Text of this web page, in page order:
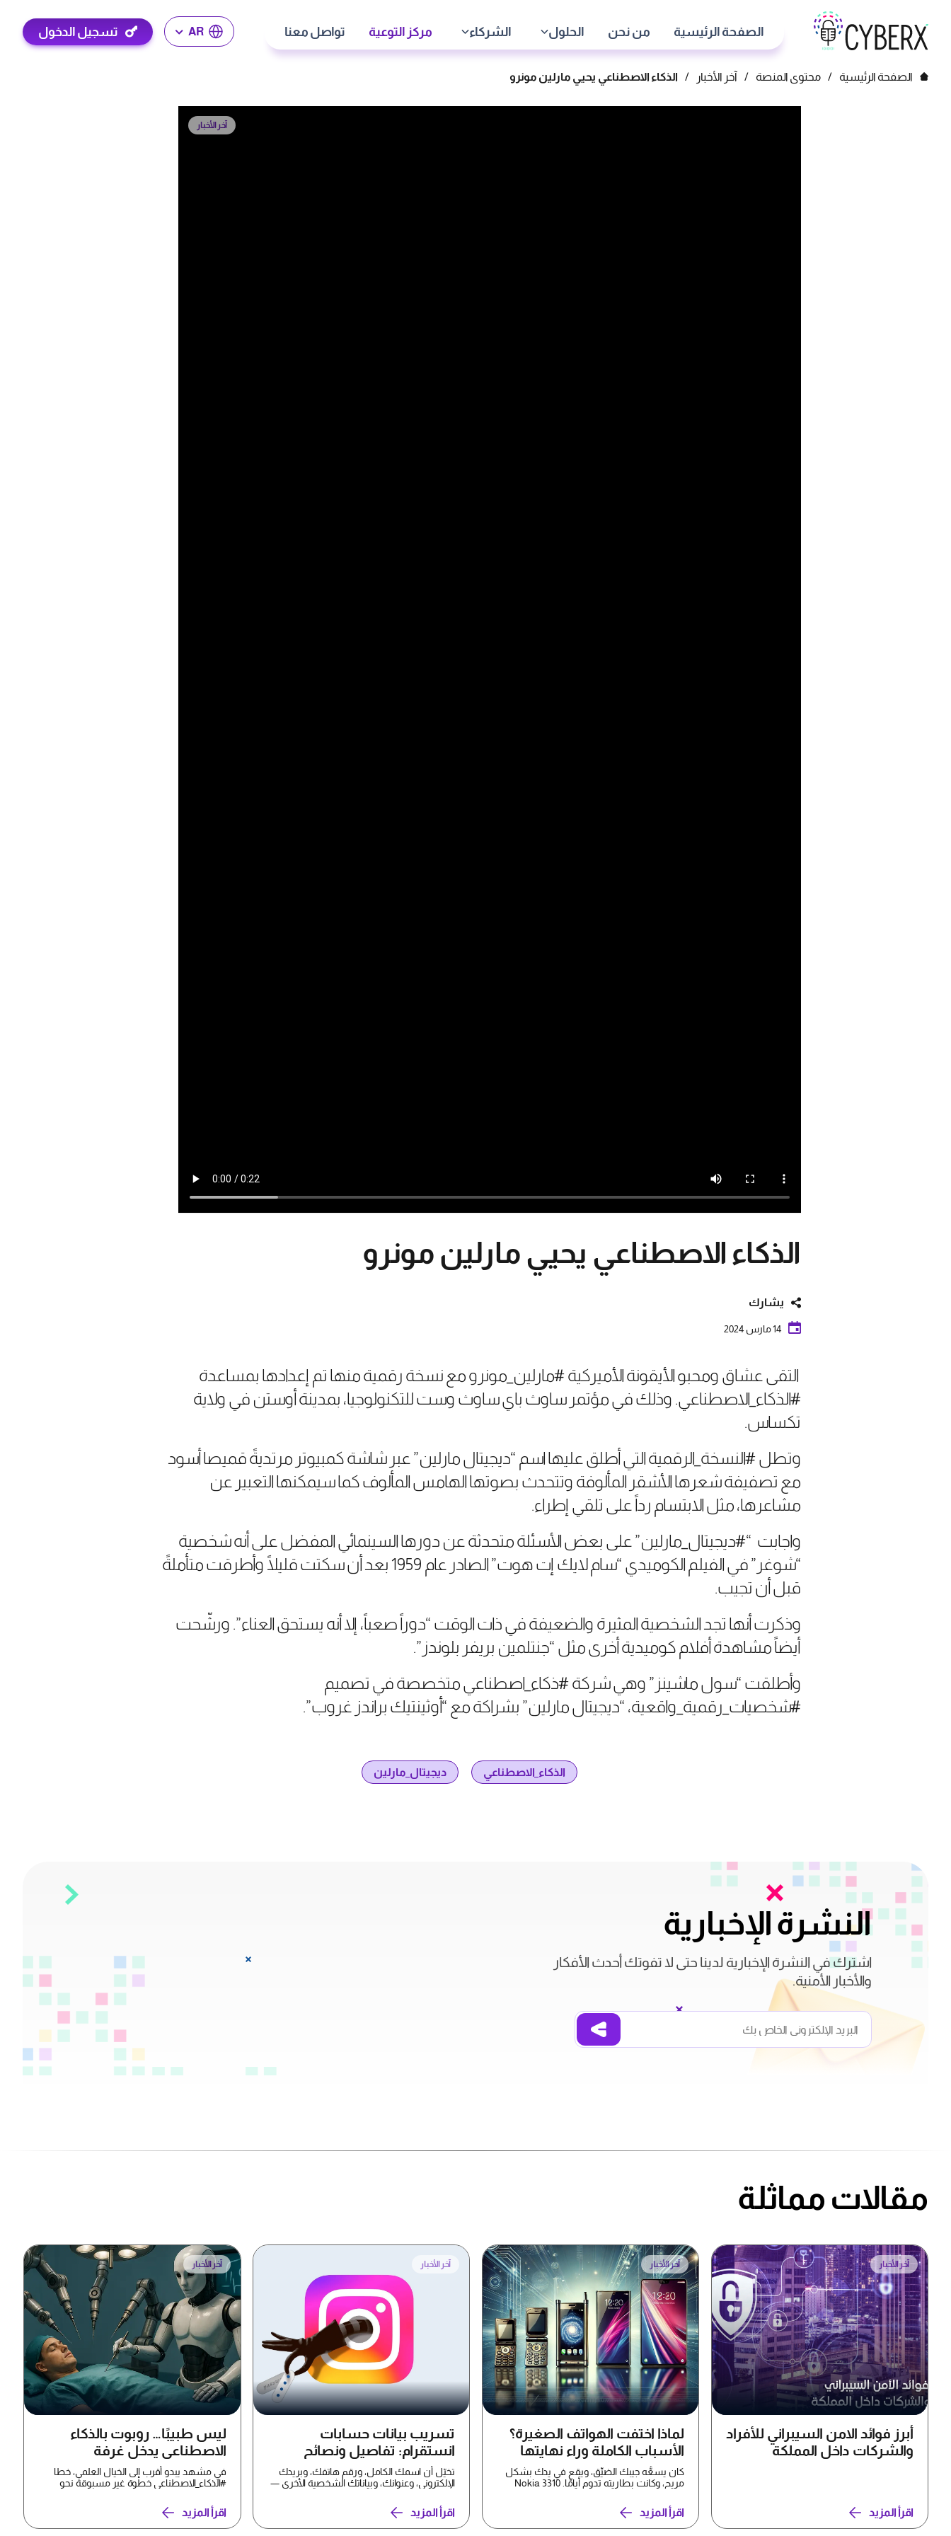
الصفحة الرئيسية من نحن الحلول الشركاء مركز التوعية تواصل معنا AR تسجيل الدخول
الصفحة الرئيسية / محتوى المنصة / آخر الأخبار / الذكاء الاصطناعي يحيي مارلين مونرو
آخر الأخبار
الذكاء الاصطناعي يحيي مارلين مونرو
يشارك
14 مارس 2024
التقى عشاق ومحبو الأيقونة الأميركية #مارلين_مونرو مع نسخة رقمية منها تم إعدادها بمساعدة
#الذكاء_الاصطناعي. وذلك في مؤتمر ساوث باي ساوث وست للتكنولوجيا، بمدينة أوستن في ولاية
تكساس.
وتطل #النسخة_الرقمية التي أطلق عليها اسم “ديجيتال مارلين” عبر شاشة كمبيوتر مرتديةً قميصا أسود
مع تصفيفة شعرها الأشقر المألوفة وتتحدث بصوتها الهامس المألوف كما سيمكنها التعبير عن
مشاعرها، مثل الابتسام رداً على تلقي إطراء.
واجابت “#ديجيتال_مارلين” على بعض الأسئلة متحدثة عن دورها السينمائي المفضل على أنه شخصية
“شوغر” في الفيلم الكوميدي “سام لايك إت هوت” الصادر عام 1959 بعد أن سكتت قليلًا وأطرقت متأملةً
قبل أن تجيب.
وذكرت أنها تجد الشخصية المثيرة والضعيفة في ذات الوقت “دوراً صعباً، إلا أنه يستحق العناء”. ورشّحت
أيضاً مشاهدة أفلام كوميدية أخرى مثل “جنتلمين بريفر بلوندز”.
وأطلقت “سول ماشينز” وهي شركة #ذكاء_اصطناعي متخصصة في تصميم
#شخصيات_رقمية_واقعية، “ديجيتال مارلين” بشراكة مع “أوثينتيك براندز غروب”.
الذكاء_الاصطناعي ديجيتال_مارلين
النشرة الإخبارية
اشترك في النشرة الإخبارية لدينا حتى لا تفوتك أحدث الأفكار
والأخبار الأمنية.
مقالات مماثلة
آخر الأخبار
أبرز فوائد الامن السيبراني للأفراد
والشركات داخل المملكة
اقرأ المزيد
آخر الأخبار
لماذا اختفت الهواتف الصغيرة؟
الأسباب الكاملة وراء نهايتها
كان يسعُّه جيبك الضيِّق، ويقع في يدك بشكل
مريح، وكانت بطاريته تدوم أيامًا. Nokia 3310
اقرأ المزيد
آخر الأخبار
تسريب بيانات حسابات
انستقرام: تفاصيل ونصائح
لحماية بياناتك
تخيّل أن اسمك الكامل، ورقم هاتفك، وبريدك
الإلكتروني، وعنوانك، وبياناتك الشخصية الأخرى —
اقرأ المزيد
آخر الأخبار
ليس طبيبًا… روبوت بالذكاء
الاصطناعي يدخل غرفة
العمليات
في مشهد يبدو أقرب إلى الخيال العلمي، خطا
#الذكاء_الاصطناعي خطوة غير مسبوقة نحو
اقرأ المزيد